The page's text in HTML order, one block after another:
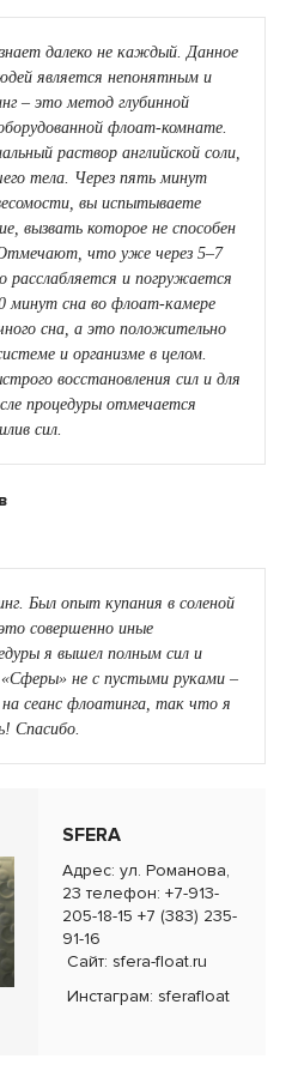
далеко не каждый. Данное
является непонятным и
– это метод глубинной
флоат-комнате.
раствор английской соли,
тела. Через пять минут
вы испытываете
вызвать которое не способен
что уже через 5–7
расслабляется и погружается
минут сна во флоат-камере
сна, а это положительно
и организме в целом.
восстановления сил и для
процедуры отмечается
сил.
Был опыт купания в соленой
совершенно иные
я вышел полным сил и
не с пустыми руками –
сеанс флоатинга, так что я
Спасибо.
SFERA
Адрес: ул. Романова,
23 телефон: +7-913-
205-18-15 +7 (383) 235-
91-16
Сайт: sfera-float.ru
Инстаграм: sferafloat